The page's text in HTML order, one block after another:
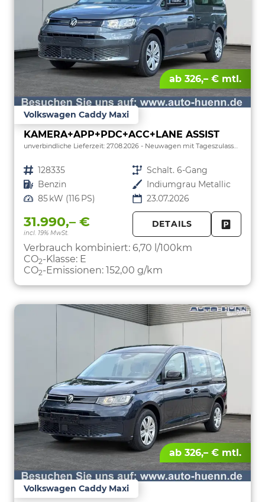
ab 326,– € mtl.
Volkswagen Caddy Maxi
KAMERA+APP+PDC+ACC+LANE ASSIST
unverbindliche Lieferzeit: 27.08.2026 Neuwagen mit Tageszulassung
Fahrzeugnr. 128335 Getriebe Schalt. 6-Gang
Kraftstoff Benzin Außenfarbe Indiumgrau Metallic
Leistung 85 kW (116 PS) 23.07.2026
31.990,– €
incl. 19% MwSt.
DETAILS
Verbrauch kombiniert: 6,70 l/100km
CO2-Klasse: E
CO2-Emissionen: 152,00 g/km
ab 326,– € mtl.
Volkswagen Caddy Maxi